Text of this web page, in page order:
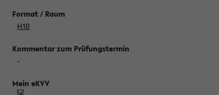
H10
-